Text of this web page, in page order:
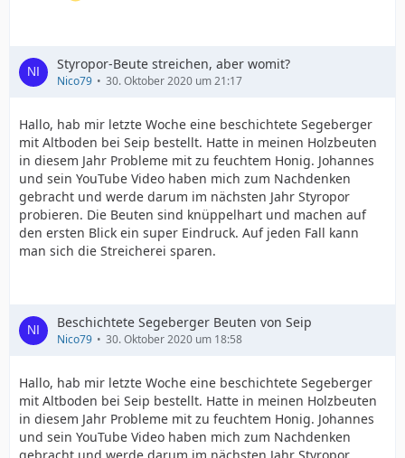
Styropor-Beute streichen, aber womit?
Nico79 30. Oktober 2020 um 21:17
Hallo, hab mir letzte Woche eine beschichtete Segeberger
mit Altboden bei Seip bestellt. Hatte in meinen Holzbeuten
in diesem Jahr Probleme mit zu feuchtem Honig. Johannes
und sein YouTube Video haben mich zum Nachdenken
gebracht und werde darum im nächsten Jahr Styropor
probieren. Die Beuten sind knüppelhart und machen auf
den ersten Blick ein super Eindruck. Auf jeden Fall kann
man sich die Streicherei sparen.
Beschichtete Segeberger Beuten von Seip
Nico79 30. Oktober 2020 um 18:58
Hallo, hab mir letzte Woche eine beschichtete Segeberger
mit Altboden bei Seip bestellt. Hatte in meinen Holzbeuten
in diesem Jahr Probleme mit zu feuchtem Honig. Johannes
und sein YouTube Video haben mich zum Nachdenken